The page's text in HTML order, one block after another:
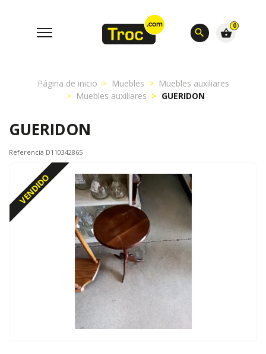
search
0
shopping_basket
Página de inicio Muebles
Muebles auxiliares
Muebles auxiliares
GUERIDON
GUERIDON
Referencia D110342865
VENDIDO